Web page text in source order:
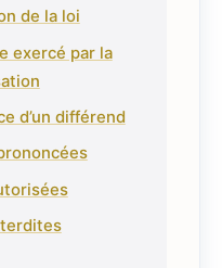
de la loi
exercé par la
d’un différend